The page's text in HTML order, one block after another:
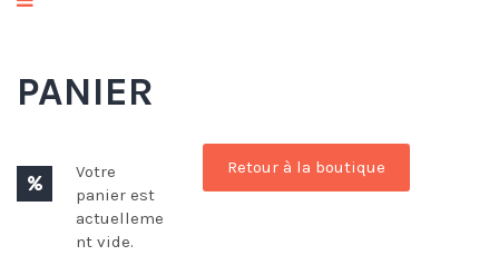
PANIER
Votre
panier est
actuelleme
nt vide.
Retour à la boutique